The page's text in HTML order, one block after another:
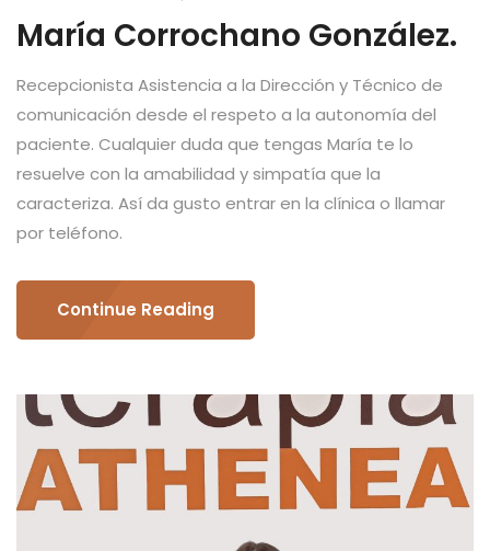
María Corrochano González.
Recepcionista Asistencia a la Dirección y Técnico de
comunicación desde el respeto a la autonomía del
paciente. Cualquier duda que tengas María te lo
resuelve con la amabilidad y simpatía que la
caracteriza. Así da gusto entrar en la clínica o llamar
por teléfono.
Continue Reading